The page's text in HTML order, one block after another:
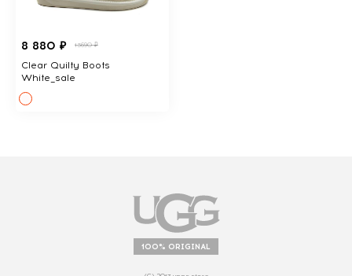
8 880 ₽ 13690 ₽
Clear Quilty Boots
White_sale
100% ORIGINAL